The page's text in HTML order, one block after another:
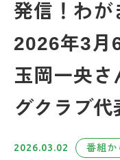
発信！わ
2026年3
玉岡一央さ
グクラブ代
2026.03.02 番組か